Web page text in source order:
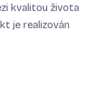
kvalitou života
je realizován